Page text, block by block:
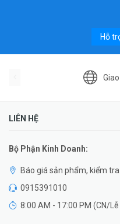
Hỗ
LIÊN HỆ
Bộ Phận Kinh Doanh:
Báo giá sản phẩm, kiểm
0915391010
8:00 AM - 17:00 PM (CN/